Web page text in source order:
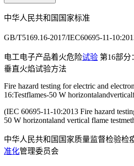
中华人民共和国国家标准
GB/T5169.16-2017/IEC60695-11-
电工电子产品着火危险试验 第16部分
垂直火焰试验方法
Fire hazard testing for electric and
16:Testflames-50 W
(IEC 60695-11-10:2013 Fire hazard
50 W horizontaland vertical flame
中华人民共和国国家质量监督检验检
准化管理委员会